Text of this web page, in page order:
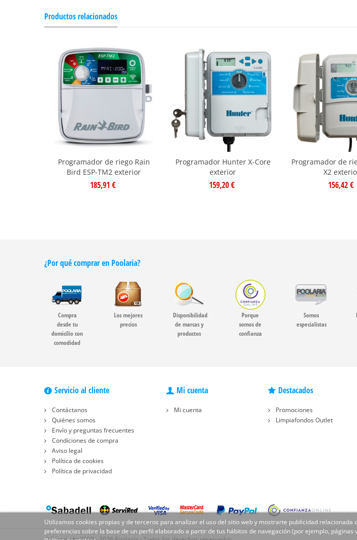
Productos relacionados
Programador de riego Rain
Bird ESP-TM2 exterior
185,91 €
Programador Hunter X-Core
exterior
159,20 €
Programador de
X2
156,42 €
¿Por qué comprar en Poolaria?
Compra
desde tu
domicilio con
comodidad
Los mejores
precios
Disponibilidad
de marcas y
productos
Porque
somos de
confianza
Somos
especialistas
Servicio al cliente
Contáctanos
Quiénes somos
Envío y preguntas frecuentes
Condiciones de compra
Aviso legal
Política de cookies
Política de privacidad
Mi cuenta
Mi cuenta
Destacados
Promociones
Limpiafondos Outlet
Utilizamos cookies propias y de terceros para analizar el uso del sitio web y mostrarte publicidad relacionada
preferencias sobre la base de un perfil elaborado a partir de tus hábitos de navegación (por ejemplo, páginas